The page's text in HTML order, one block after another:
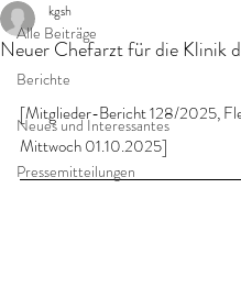
Alle Beiträge
Berichte
Neues und Interessantes
Pressemitteilungen
Neuer Chefarzt für die Klinik
kgsh
[Mitglieder-Bericht 128/2025,
Mittwoch 01.10.2025]